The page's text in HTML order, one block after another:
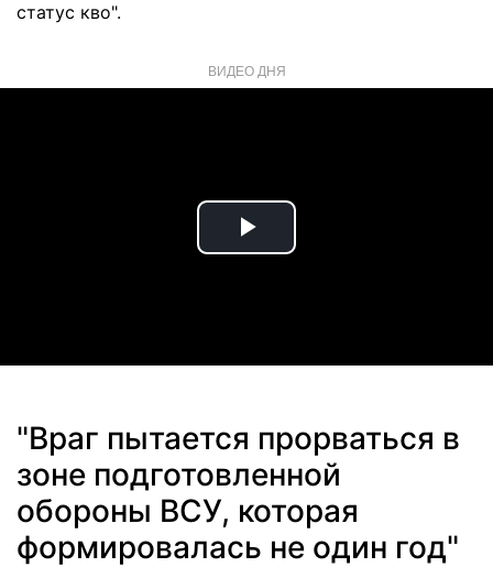
статус кво".
ВИДЕО ДНЯ
Play
"Враг пытается прорваться в
зоне подготовленной
обороны ВСУ, которая
формировалась не один год"